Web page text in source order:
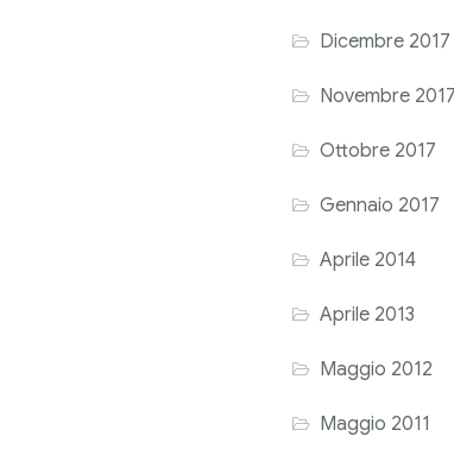
Dicembre 2017
Novembre 2017
Ottobre 2017
Gennaio 2017
Aprile 2014
Aprile 2013
Maggio 2012
Maggio 2011